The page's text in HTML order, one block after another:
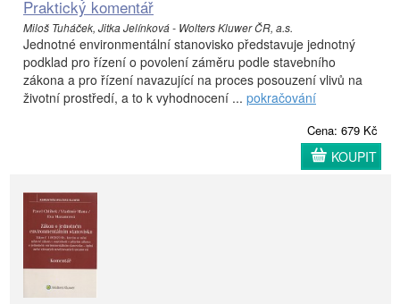
Praktický komentář
Miloš Tuháček, Jitka Jelínková - Wolters Kluwer ČR, a.s.
Jednotné environmentální stanovisko představuje jednotný
podklad pro řízení o povolení záměru podle stavebního
zákona a pro řízení navazující na proces posouzení vlivů na
životní prostředí, a to k vyhodnocení ... pokračování
Cena: 679 Kč
KOUPIT